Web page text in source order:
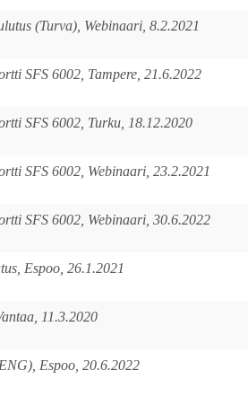
(Turva), Webinaari, 8.2.2021
SFS 6002, Tampere, 21.6.2022
SFS 6002, Turku, 18.12.2020
SFS 6002, Webinaari, 23.2.2021
SFS 6002, Webinaari, 30.6.2022
Espoo, 26.1.2021
11.3.2020
Espoo, 20.6.2022